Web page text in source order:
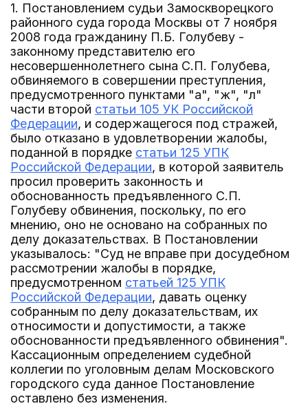
1. Постановлением судьи Замоскворецкого
районного суда города Москвы от 7 ноября
2008 года гражданину П.Б. Голубеву -
законному представителю его
несовершеннолетнего сына С.П. Голубева,
обвиняемого в совершении преступления,
предусмотренного пунктами "а", "ж", "л"
части второй статьи 105 УК Российской
Федерации, и содержащегося под стражей,
было отказано в удовлетворении жалобы,
поданной в порядке статьи 125 УПК
Российской Федерации, в которой заявитель
просил проверить законность и
обоснованность предъявленного С.П.
Голубеву обвинения, поскольку, по его
мнению, оно не основано на собранных по
делу доказательствах. В Постановлении
указывалось: "Суд не вправе при досудебном
рассмотрении жалобы в порядке,
предусмотренном статьей 125 УПК
Российской Федерации, давать оценку
собранным по делу доказательствам, их
относимости и допустимости, а также
обоснованности предъявленного обвинения".
Кассационным определением судебной
коллегии по уголовным делам Московского
городского суда данное Постановление
оставлено без изменения.